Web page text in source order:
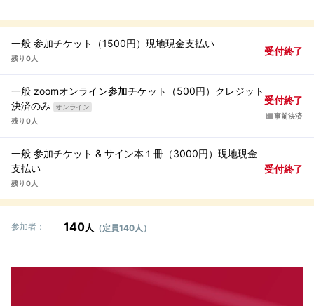
一般 参加チケット（1500円）現地現金支払い
残り 0人
受付終了
一般 zoomオンライン参加チケット（500円）クレジット
決済のみ
オンライン
残り 0人
受付終了
事前決済
一般 参加チケット & サイン本１冊（3000円）現地現金
支払い
残り 0人
受付終了
参加者： 140人 （定員140人）